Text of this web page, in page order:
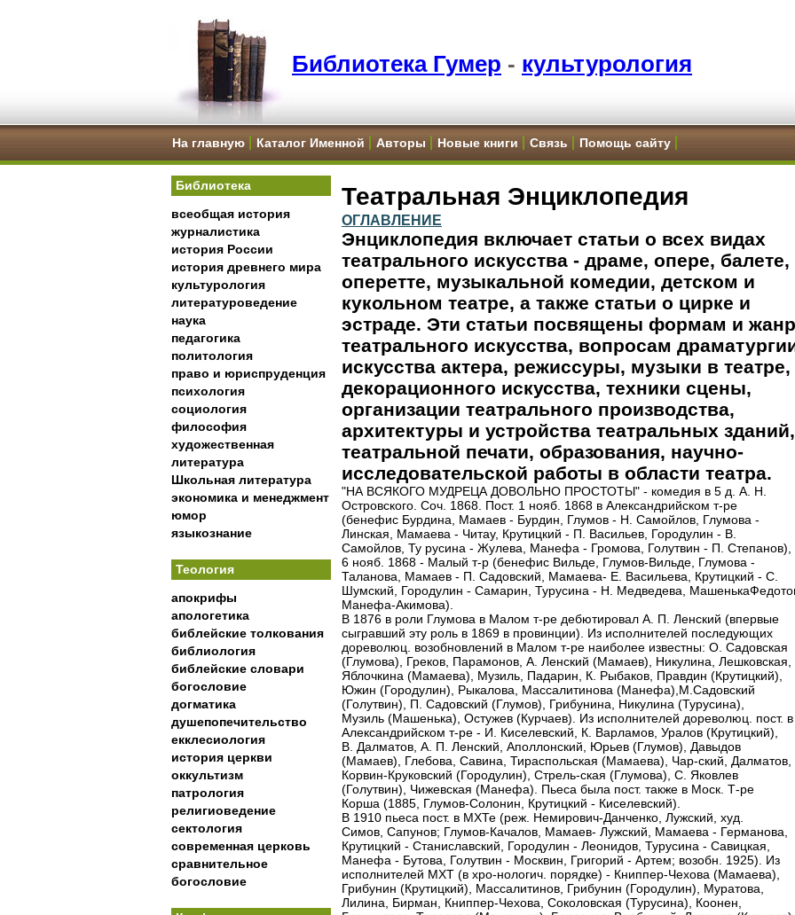
Библиотека Гумер - культурология
На главную Каталог Именной Авторы Новые книги Связь Помощь сайту
Библиотека
всеобщая история
журналистика
история России
история древнего мира
культурология
литературоведение
наука
педагогика
политология
право и юриспруденция
психология
социология
философия
художественная
литература
Школьная литература
экономика и менеджмент
юмор
языкознание
Теология
апокрифы
апологетика
библейские толкования
библиология
библейские словари
богословие
догматика
душепопечительство
екклесиология
история церкви
оккультизм
патрология
религиоведение
сектология
современная церковь
сравнительное
богословие
Театральная Энциклопедия
ОГЛАВЛЕНИЕ
Энциклопедия включает статьи о всех видах
театрального искусства - драме, опере, балете,
оперетте, музыкальной комедии, детском и
кукольном театре, а также статьи о цирке и
эстраде. Эти статьи посвящены формам и
театрального искусства, вопросам
искусства актера, режиссуры, музыки в театре,
декорационного искусства, техники сцены,
организации театрального производства,
архитектуры и устройства театральных зданий,
театральной печати, образования, научно-
исследовательской работы в области театра.
"НА ВСЯКОГО МУДРЕЦА ДОВОЛЬНО ПРОСТОТЫ" - комедия в 5 д. А. Н.
Островского. Соч. 1868. Пост. 1 нояб. 1868 в Александрийском т-ре
(бенефис Бурдина, Мамаев - Бурдин, Глумов - Н. Самойлов, Глумова -
Линская, Мамаева - Читау, Крутицкий - П. Васильев, Городулин - В.
Самойлов, Ту русина - Жулева, Манефа - Громова, Голутвин - П. Степанов),
6 нояб. 1868 - Малый т-р (бенефис Вильде, Глумов-Вильде, Глумова -
Таланова, Мамаев - П. Садовский, Мамаева- Е. Васильева, Крутицкий - С.
Шумский, Городулин - Самарин, Турусина - Н. Медведева,
Манефа-Акимова).
В 1876 в роли Глумова в Малом т-ре дебютировал А. П. Ленский (впервые
сыгравший эту роль в 1869 в провинции). Из исполнителей последующих
дореволюц. возобновлений в Малом т-ре наиболее известны: О. Садовская
(Глумова), Греков, Парамонов, А. Ленский (Мамаев), Никулина, Лешковская,
Яблочкина (Мамаева), Музиль, Падарин, К. Рыбаков, Правдин (Крутицкий),
Южин (Городулин), Рыкалова, Массалитинова (Манефа),М.Садовский
(Голутвин), П. Садовский (Глумов), Грибунина, Никулина (Турусина),
Музиль (Машенька), Остужев (Курчаев). Из исполнителей дореволюц. пост. в
Александрийском т-ре - И. Киселевский, К. Варламов, Уралов (Крутицкий),
В. Далматов, А. П. Ленский, Аполлонский, Юрьев (Глумов), Давыдов
(Мамаев), Глебова, Савина, Тираспольская (Мамаева), Чар-ский, Далматов,
Корвин-Круковский (Городулин), Стрель-ская (Глумова), С. Яковлев
(Голутвин), Чижевская (Манефа). Пьеса была пост. также в Моск. Т-ре
Корша (1885, Глумов-Солонин, Крутицкий - Киселевский).
В 1910 пьеса пост. в МХТе (реж. Немирович-Данченко, Лужский, худ.
Симов, Сапунов; Глумов-Качалов, Мамаев- Лужский, Мамаева - Германова,
Крутицкий - Станиславский, Городулин - Леонидов, Турусина - Савицкая,
Манефа - Бутова, Голутвин - Москвин, Григорий - Артем; возобн. 1925). Из
исполнителей МХТ (в хро-нологич. порядке) - Книппер-Чехова (Мамаева),
Грибунин (Крутицкий), Массалитинов, Грибунин (Городулин), Муратова,
Лилина, Бирман, Книппер-Чехова, Соколовская (Турусина), Коонен,